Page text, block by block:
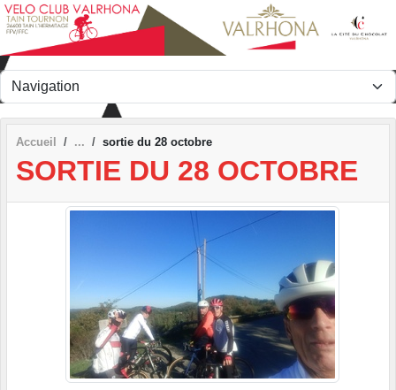
Accueil sortie du 28 octobre
SORTIE DU 28 OCTOBRE
Panneau de gestion des cookies